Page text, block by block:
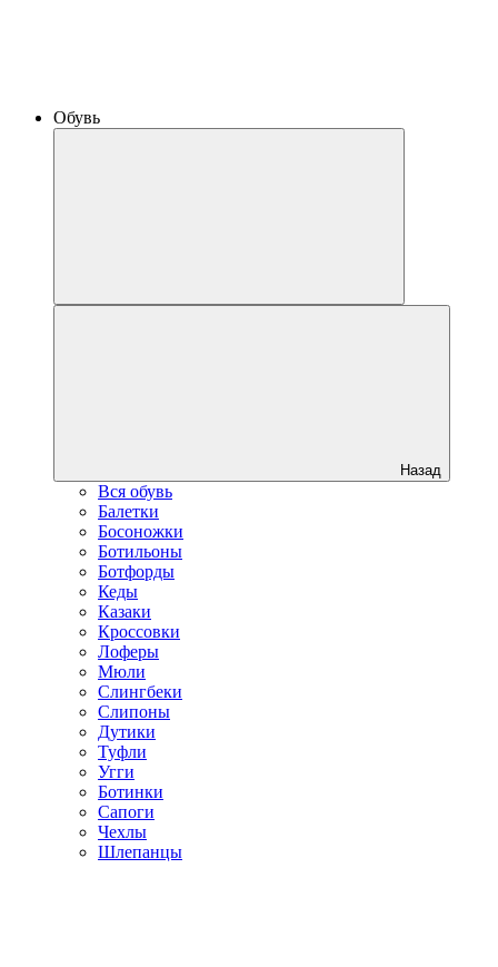
Обувь
Назад
Вся обувь
Балетки
Босоножки
Ботильоны
Ботфорды
Кеды
Казаки
Кроссовки
Лоферы
Мюли
Слингбеки
Слипоны
Дутики
Туфли
Угги
Ботинки
Сапоги
Чехлы
Шлепанцы